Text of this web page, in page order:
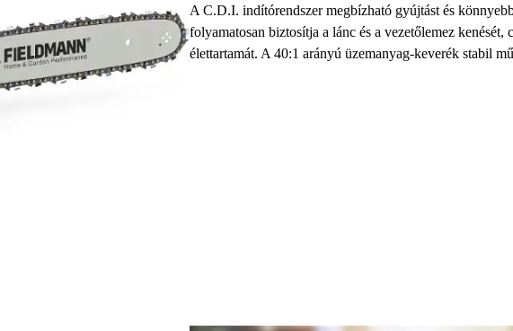
A C.D.I. indítórendszer megbízható gyújtást és
folyamatosan biztosítja a lánc és a vezetőlemez
élettartamát. A 40:1 arányú üzemanyag-keverék stabil